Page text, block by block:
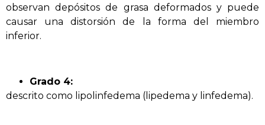
observan depósitos de grasa deformados y puede
causar una distorsión de la forma del miembro
inferior.
Grado 4:
descrito como lipolinfedema (lipedema y linfedema).